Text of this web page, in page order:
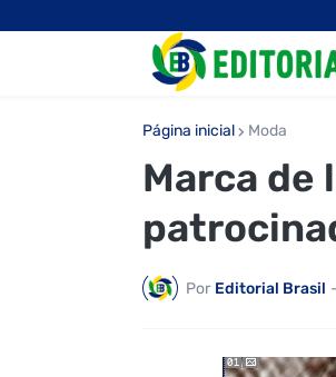
Página inicial Moda
Marca de
Por Editorial Brasil -